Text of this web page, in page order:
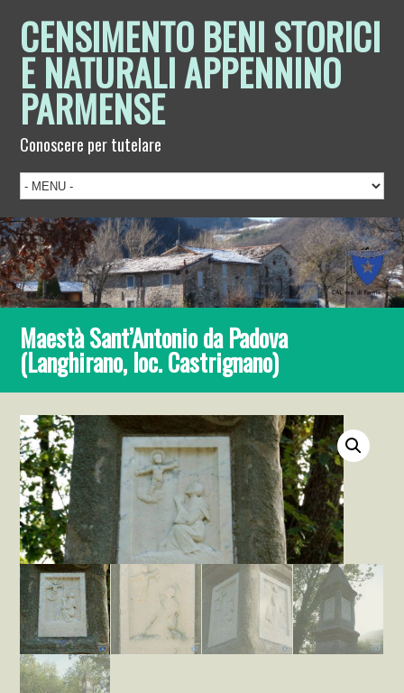
CENSIMENTO BENI STORICI
E NATURALI APPENNINO
PARMENSE
Conoscere per tutelare
Maestà Sant’Antonio da Padova
(Langhirano, loc. Castrignano)